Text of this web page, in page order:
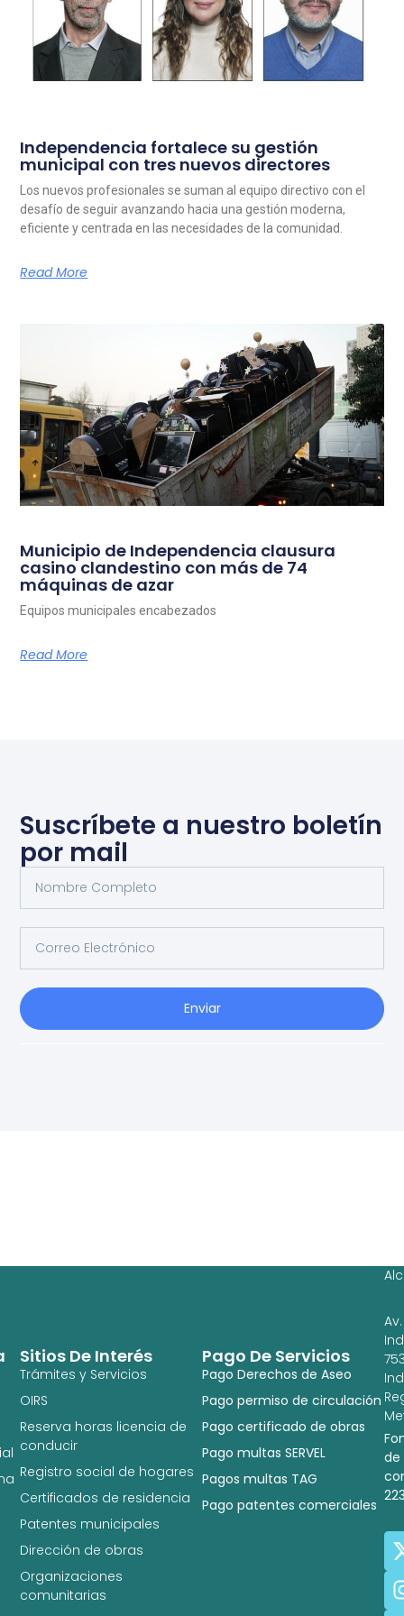
Independencia fortalece su gestión
municipal con tres nuevos directores
Los nuevos profesionales se suman al equipo directivo con el
desafío de seguir avanzando hacia una gestión moderna,
eficiente y centrada en las necesidades de la comunidad.
Read More
Municipio de Independencia clausura
casino clandestino con más de 74
máquinas de azar
Equipos municipales encabezados
Read More
Suscríbete a nuestro boletín
por mail
Enviar
Pago De Servicios
Pago Derechos de Aseo
Pago permiso de circulación
Pago certificado de obras
Pago multas SERVEL
Pagos multas TAG
Pago patentes comerciales
Sitios De Interés
Trámites y Servicios
OIRS
Reserva horas licencia de
conducir
Registro social de hogares
Certificados de residencia
Patentes municipales
Dirección de obras
Organizaciones
comunitarias
Av.
de